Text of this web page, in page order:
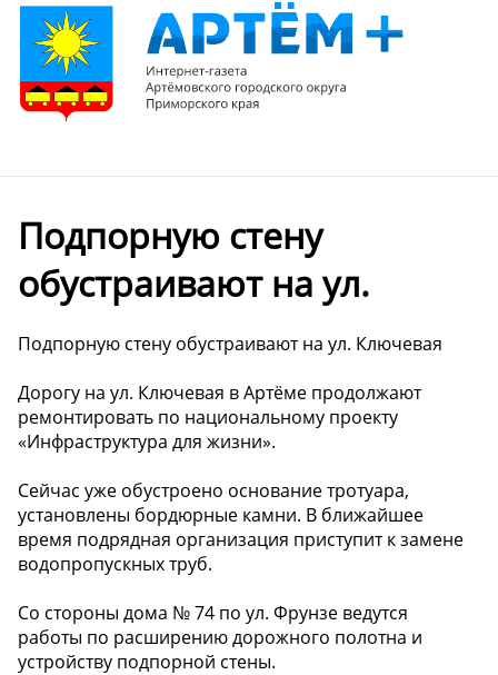
Подпорную стену
обустраивают на ул.
Подпорную стену обустраивают на ул. Ключевая
Дорогу на ул. Ключевая в Артёме продолжают
ремонтировать по национальному проекту
«Инфраструктура для жизни».
Сейчас уже обустроено основание тротуара,
установлены бордюрные камни. В ближайшее
время подрядная организация приступит к замене
водопропускных труб.
Со стороны дома № 74 по ул. Фрунзе ведутся
работы по расширению дорожного полотна и
устройству подпорной стены.